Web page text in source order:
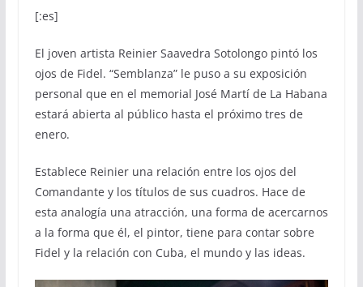
[:es]
El joven artista Reinier Saavedra Sotolongo pintó los
ojos de Fidel. “Semblanza” le puso a su exposición
personal que en el memorial José Martí de La Habana
estará abierta al público hasta el próximo tres de
enero.
Establece Reinier una relación entre los ojos del
Comandante y los títulos de sus cuadros. Hace de
esta analogía una atracción, una forma de acercarnos
a la forma que él, el pintor, tiene para contar sobre
Fidel y la relación con Cuba, el mundo y las ideas.